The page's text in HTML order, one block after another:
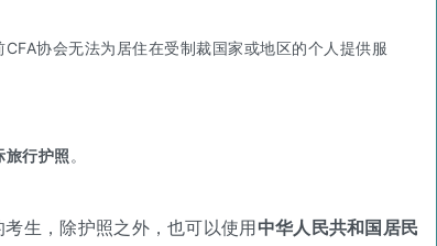
协会无法为居住在受制裁国家或地区的个人提供服
旅行护照 。
生，除护照之外，也可以使用中华人民共和国居民